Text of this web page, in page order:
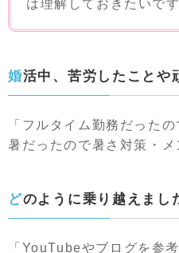
は理解しておきたいです
婚活中、苦労したことや
「フルタイム勤務だった
暑だったので暑さ対策・メ
どのように乗り越えまし
「YouTubeやブログを参